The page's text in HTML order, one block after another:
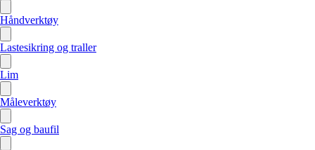
Håndverktøy
Lastesikring og traller
Lim
Måleverktøy
Sag og baufil